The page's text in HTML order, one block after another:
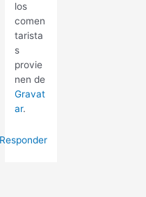
los
comen
tarista
s
provie
nen de
Gravat
ar.